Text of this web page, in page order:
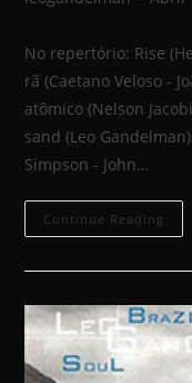
No repertório: Rise
rã (Caetano Veloso -
atômico (Nelson
sand (Leo
Simpson - John…
Continue Reading